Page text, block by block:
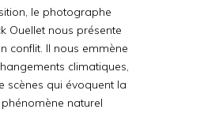
le photographe
Ouellet nous présente
conflit. Il nous emmène
climatiques,
scènes qui évoquent la
naturel